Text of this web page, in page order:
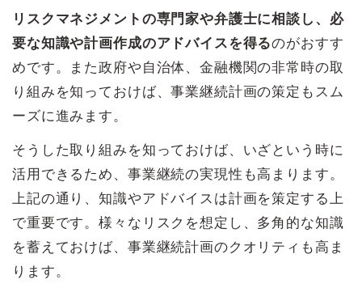
リスクマネジメントの専門家や弁護士に相談し、必
要な知識や計画作成のアドバイスを得るのがおすす
めです。また政府や自治体、金融機関の非常時の取
り組みを知っておけば、事業継続計画の策定もスム
ーズに進みます。
そうした取り組みを知っておけば、いざという時に
活用できるため、事業継続の実現性も高まります。
上記の通り、知識やアドバイスは計画を策定する上
で重要です。様々なリスクを想定し、多角的な知識
を蓄えておけば、事業継続計画のクオリティも高ま
ります。